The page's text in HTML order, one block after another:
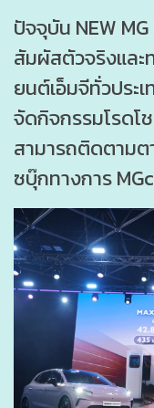
ปัจจุบัน NEW
สัมผัสตัวจริงแล
ยนต์เอ็มจีทั่วประ
จัดกิจกรรมโรดโ
สามารถติดตามต
ซบุ๊กทางการ